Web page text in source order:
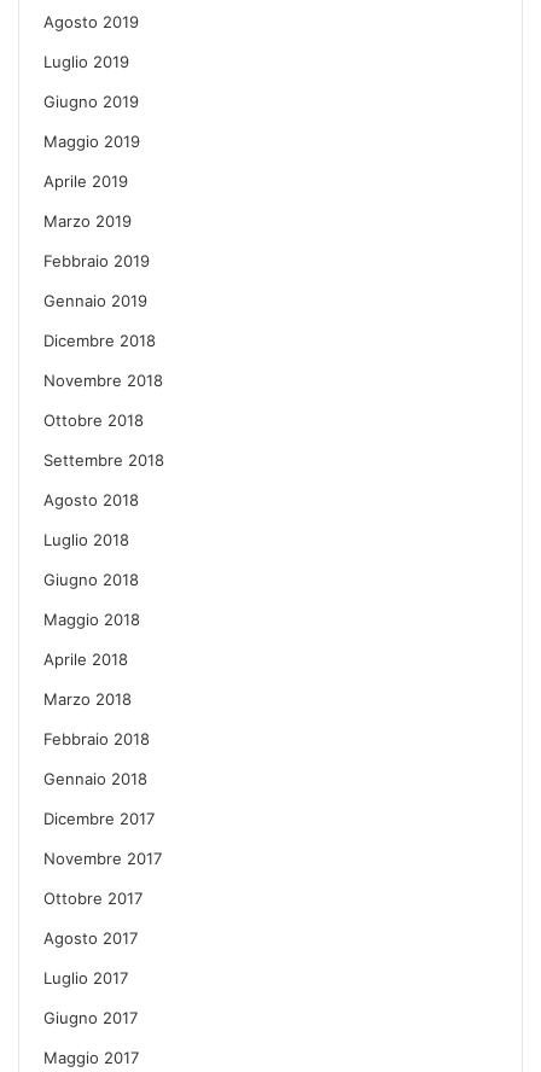
Agosto 2019
Luglio 2019
Giugno 2019
Maggio 2019
Aprile 2019
Marzo 2019
Febbraio 2019
Gennaio 2019
Dicembre 2018
Novembre 2018
Ottobre 2018
Settembre 2018
Agosto 2018
Luglio 2018
Giugno 2018
Maggio 2018
Aprile 2018
Marzo 2018
Febbraio 2018
Gennaio 2018
Dicembre 2017
Novembre 2017
Ottobre 2017
Agosto 2017
Luglio 2017
Giugno 2017
Maggio 2017